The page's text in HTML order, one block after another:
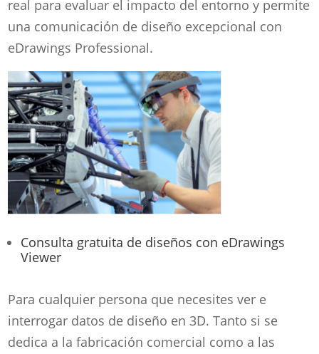
real para evaluar el impacto del entorno y permite
una comunicación de diseño excepcional con
eDrawings Professional.
Consulta gratuita de diseños con eDrawings
Viewer
Para cualquier persona que necesites ver e
interrogar datos de diseño en 3D. Tanto si se
dedica a la fabricación comercial como a las